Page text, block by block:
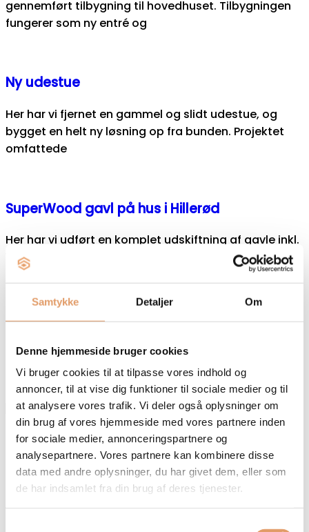
Samtykke Detaljer Om
Denne hjemmeside bruger cookies
Vi bruger cookies til at tilpasse vores indhold og
annoncer, til at vise dig funktioner til sociale medier og til
at analysere vores trafik. Vi deler også oplysninger om
din brug af vores hjemmeside med vores partnere inden
for sociale medier, annonceringspartnere og
analysepartnere. Vores partnere kan kombinere disse
data med andre oplysninger, du har givet dem, eller som
de har indsamlet fra din brug af deres tjenester.
gennemført tilbygning til hovedhuset. Tilbygningen
fungerer som ny entré og
Ny udestue
Her har vi fjernet en gammel og slidt udestue, og
bygget en helt ny løsning op fra bunden. Projektet
omfattede
SuperWood gavl på hus i Hillerød
Her har vi udført en komplet udskiftning af gavle inkl.
Vindskeder og udhængsbrædder. Arbejdet
omfattede nedrivning af den gamle konstruktion,
Her har vi hjulpet en kunde i Hillerød med at give
gulvene en kærlig hånd. Gulv og trappetrin har fået
Totalrenovering af badeværelse
Komplet badeværelsesrenovering, hvor vi varetager
hele processen fra nedrivning til slutfinish. Med os
som totalentreprenør får du en løsning, der